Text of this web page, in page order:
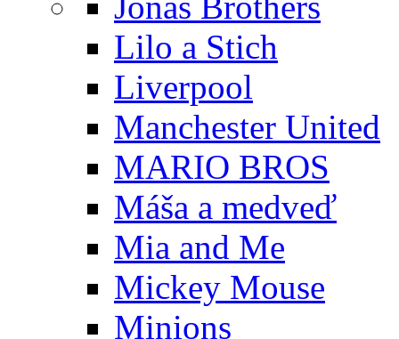
Lilo a Stich
Liverpool
Manchester United
MARIO BROS
Máša a medveď
Mia and Me
Mickey Mouse
Minions